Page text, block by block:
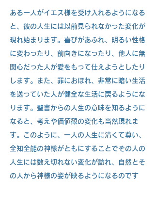
ある一人がイエス様を受け入れるようになる
と、彼の人生には以前見られなかった変化が
現れ始まります。喜びがあふれ、明るい性格
に変わったり、前向きになったり、他人に無
関心だった人が愛をもって仕えようとしたり
します。また、罪におぼれ、非常に暗い生活
を送っていた人が健全な生活に戻るようにな
ります。聖書からの人生の意味を知るように
なると、考えや価値観の変化も当然現れま
す。このように、一人の人生に清くて尊い、
全知全能の神様がともにすることでその人の
人生には数え切れない変化が訪れ、自然とそ
の人から神様の姿が映るようになるのです